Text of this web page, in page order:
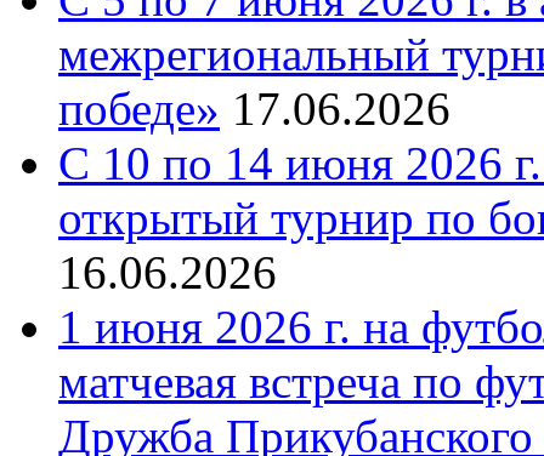
межрегиональный
победе» 17.06.2026
С 10 по 14 июня 2026
открытый турнир по
16.06.2026
1 июня 2026 г. на
матчевая встреча по
Дружба